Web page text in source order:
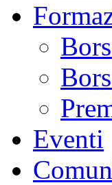
Eventi